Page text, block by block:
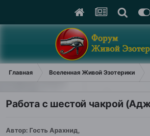
Главная Вселенная Живой Эзотерики
Работа с шестой чакрой
Автор: Гость Арахнид,